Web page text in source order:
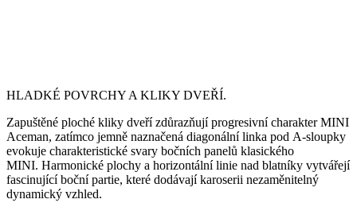
HLADKÉ POVRCHY A KLIKY DVEŘÍ.
Zapuštěné ploché kliky dveří zdůrazňují progresivní charakter MINI
Aceman, zatímco jemně naznačená diagonální linka pod A-sloupky
evokuje charakteristické svary bočních panelů klasického
MINI. Harmonické plochy a horizontální linie nad blatníky vytvářejí
fascinující boční partie, které dodávají karoserii nezaměnitelný
dynamický vzhled.